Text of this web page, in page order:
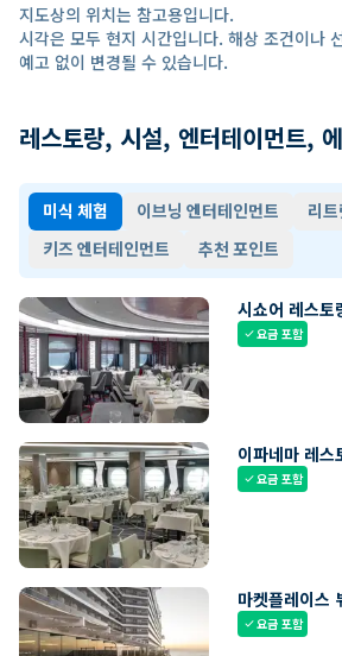
지도상의 위치는 참고용입니다.
시각은 모두 현지 시간입니다. 해상 조건이나
예고 없이 변경될 수 있습니다.
레스토랑, 시설, 엔터테이먼트,
미식 체험 이브닝 엔터테인먼트
리
키즈 엔터테인먼트
추천 포인트
시쇼어 레스토
check요금 포함
이파네마 레스
check요금 포함
마켓플레이스
check요금 포함